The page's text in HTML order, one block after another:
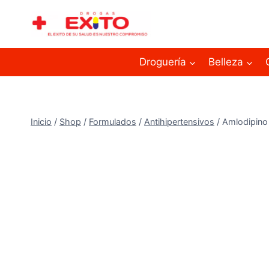
Droguería Belleza
Inicio / Shop / Formulados / Antihipertensivos /